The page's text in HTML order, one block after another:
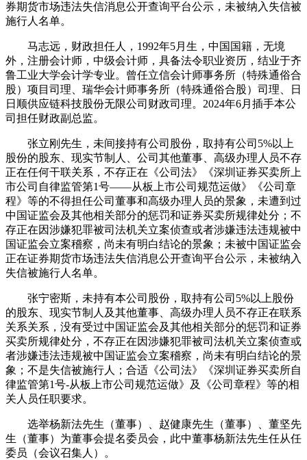
券期货市场违法失信消息公开查询平台公示，未被纳入失信被
施行人名单。
马志远，财政担任人，1992年5月生，中国国籍，无境
外，注册会计师，中级会计师，具备法令职业资历，结业于齐
鲁工业大学会计学专业。曾任立信会计师事务所（特殊通俗合
股）项目司理、瑞华会计师事务所（特殊通俗合股）司理、日
日顺供应链科技股份无限公司财政司理。2024年6月插手本公
司担任财政副总监。
张立刚先生，未间接持有公司股份，取持有公司5%以上
股份的股东、现实节制人、公司其他董事、高级办理人员不存
正在任何干联关系，不存正在《公司法》《深圳证券买卖所上
市公司自律监管第1号——从板上市公司规范运做》《公司章
程》等的不得担任公司董事和高级办理人员的景象，未遭到过
中国证监会及其他相关部分的惩罚和证券买卖所规律处分；不
存正在因涉嫌犯罪被司法机关立案侦查或者涉嫌违法违规被中
国证监会立案稽察，尚未有明白结论的景象；未被中国证监会
正在证券期货市场违法失信消息公开查询平台公示，未被纳入
失信被施行人名单。
张宁密斯，未持有本公司股份，取持有公司5%以上股份
的股东、现实节制人及其他董事、高级办理人员不存正在联系
关系关系，没有受过中国证监会及其他相关部分的惩罚和证券
买卖所规律处分，不存正在因涉嫌犯罪被司法机关立案侦查或
者涉嫌违法违规被中国证监会立案稽察，尚未有明白结论的景
象；不是失信被施行人；合适《公司法》《深圳证券买卖所自
律监管第1号-从板上市公司规范运做》及《公司章程》等的相
关人员任职要求。
选举杨新法先生（董事）、赵健康先生（董事）、董坚先
生（董事）为董事会提名委员会，此中董事杨新法先生任从任
委员（会议召集人）。